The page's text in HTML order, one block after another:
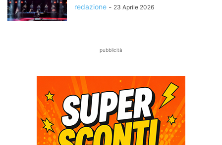
redazione - 23 Aprile 2026
pubblicità